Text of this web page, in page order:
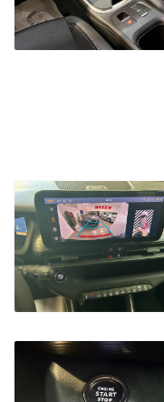
proprietà, la tassa di
finanziamenti o leasing
I nostri consulenti sono